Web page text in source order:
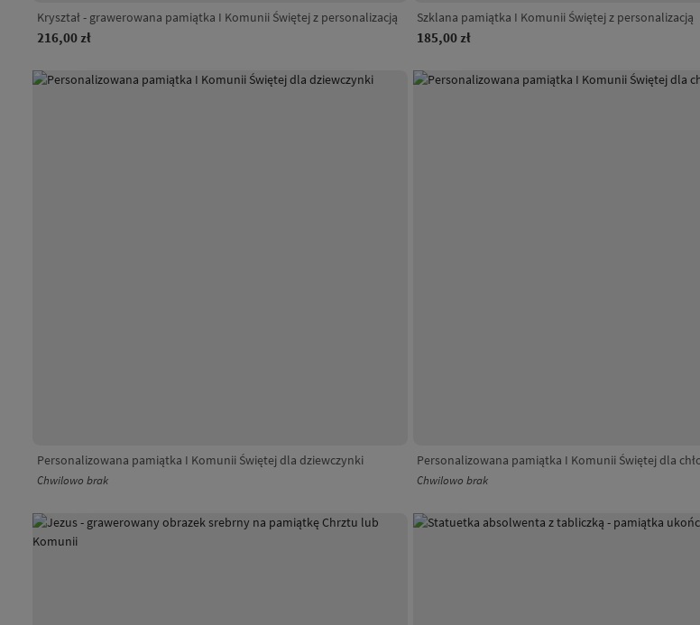
Kryształ - grawerowana pamiątka I Komunii Świętej z personalizacją
216,00 zł
Szklana pamiątka I Komunii Świętej z personalizacją
185,00 zł
Personalizowana pamiątka I Komunii Świętej dla dziewczynki
Chwilowo brak
Personalizowana pamiątka I Komunii Świętej dla
Chwilowo brak